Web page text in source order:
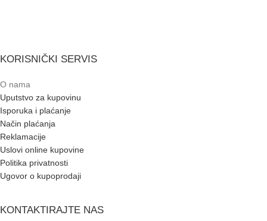
KORISNIČKI SERVIS
O nama
Uputstvo za kupovinu
Isporuka i plaćanje
Način plaćanja
Reklamacije
Uslovi online kupovine
Politika privatnosti
Ugovor o kupoprodaji
KONTAKTIRAJTE NAS